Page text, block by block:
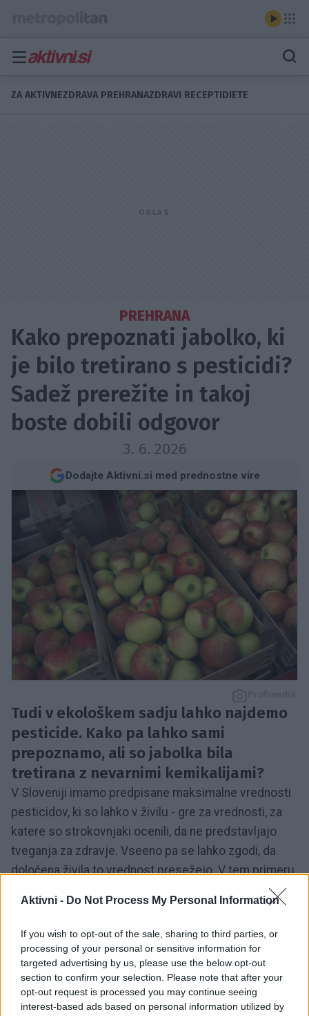
Aktivni - Do Not Process My Personal Information
If you wish to opt-out of the sale, sharing to third parties, or
processing of your personal or sensitive information for
targeted advertising by us, please use the below opt-out
section to confirm your selection. Please note that after your
opt-out request is processed you may continue seeing
interest-based ads based on personal information utilized by
ZA AKTIVNEZDRAVA PREHRANAZDRAVI RECEPTIDIETE
PREHRANA
Kako prepoznati jabolko, ki
je bilo tretirano s pesticidi?
Sadež prerežite in takoj
boste dobili odgovor
3. 6. 2026
Dodajte Aktivni.si med prednostne vire
Tudi v ekološkem sadju lahko najdemo
pesticide. Kako pa lahko sami
prepoznamo, ali so jabolka bila
tretirana z nevarnimi kemikalijami?
V Sloveniji imamo predpisane maksimalne vrednosti
pesticidov, ki so lahko v živilu - gre za vrednosti, za
katere so strokovnjaki ocenili, da ne predstavljajo
tveganja za zdravje. Vseeno pa se lahko zgodi, da
določena živila to vrednost presežejo. V tem primeru
"izmuzne" nadzoru in se znajde v naših domovih?
Pesticidi tudi v ekološko
pridelani hrani